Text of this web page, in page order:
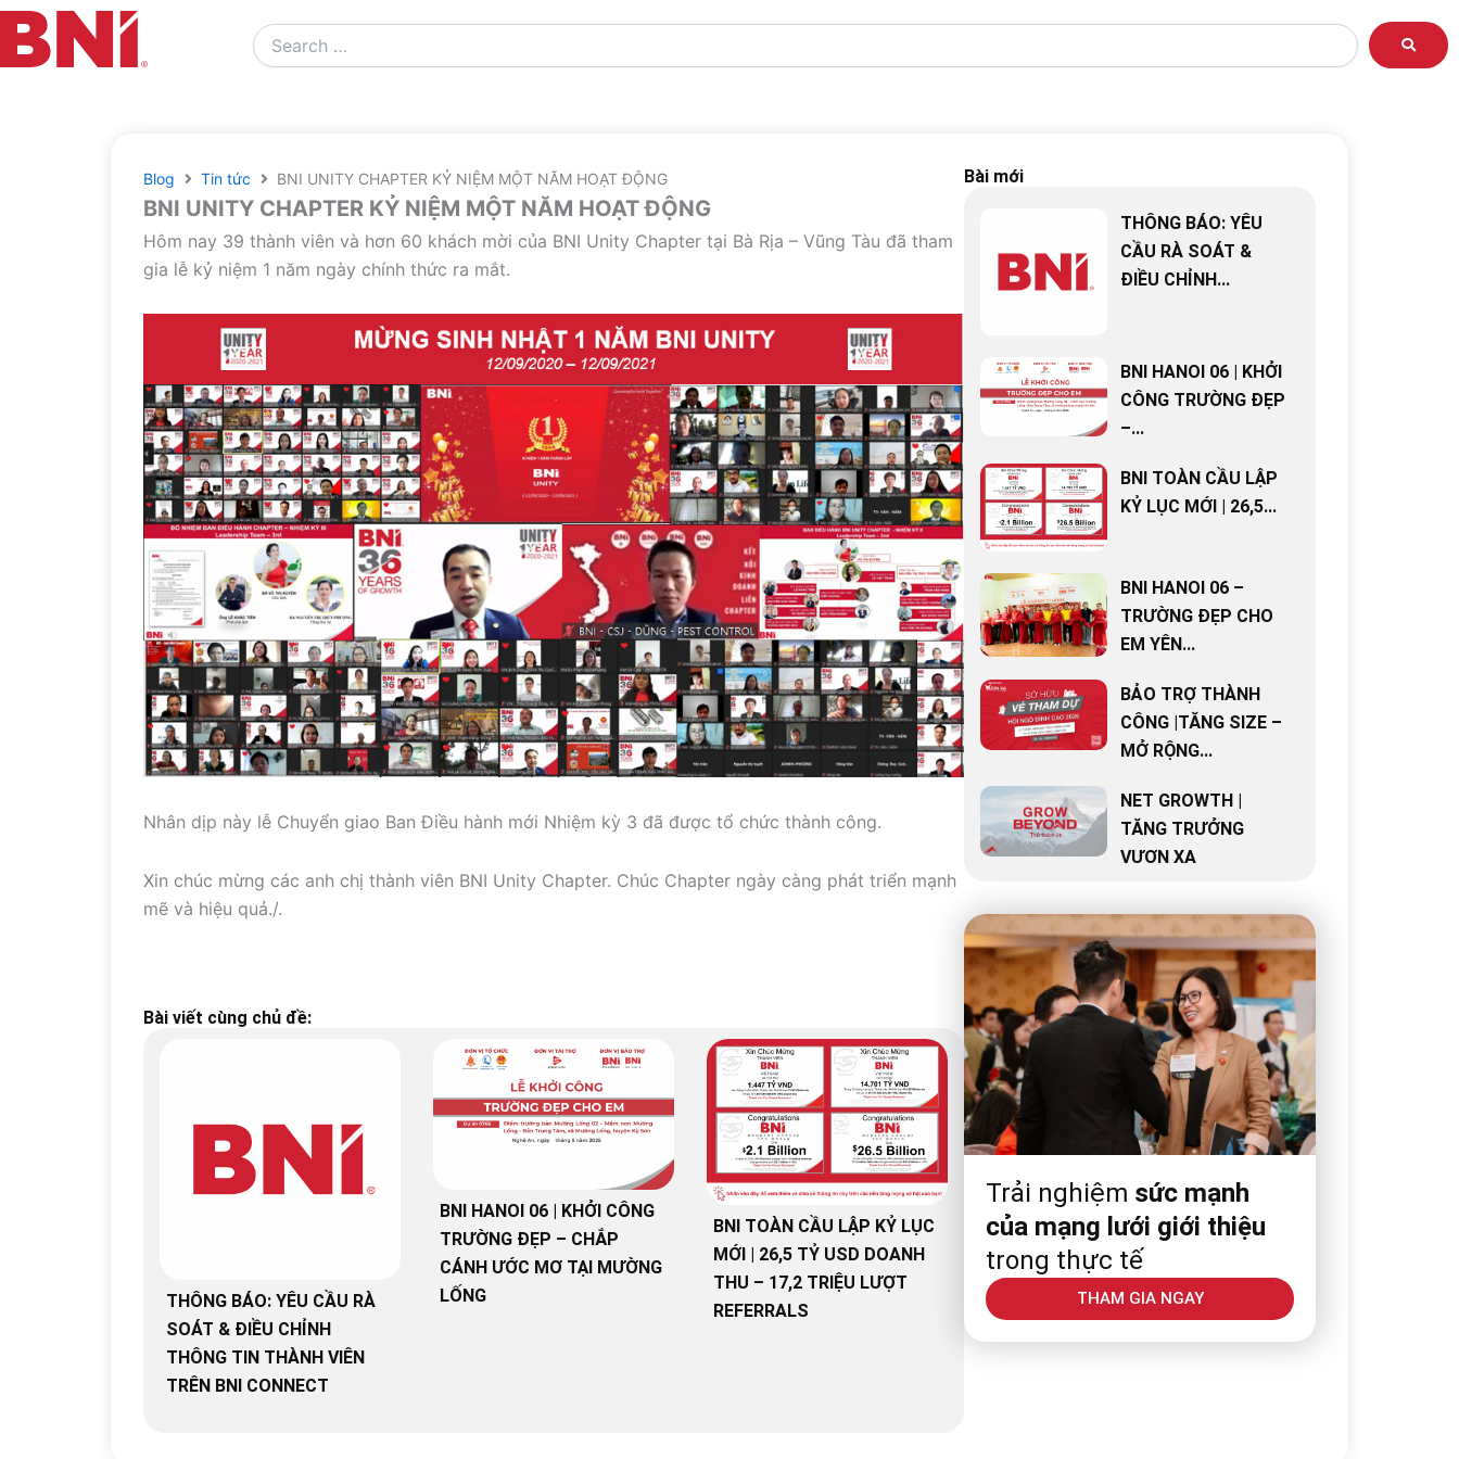
Search
…
Blog Tin tức BNI UNITY CHAPTER KỶ NIỆM MỘT NĂM HOẠT ĐỘNG
BNI UNITY CHAPTER KỶ NIỆM MỘT NĂM HOẠT ĐỘNG
Hôm nay 39 thành viên và hơn 60 khách mời của BNI Unity Chapter tại Bà Rịa – Vũng Tàu đã tham
gia lễ kỷ niệm 1 năm ngày chính thức ra mắt.
Nhân dịp này lễ Chuyển giao Ban Điều hành mới Nhiệm kỳ 3 đã được tổ chức thành công.
Xin chúc mừng các anh chị thành viên BNI Unity Chapter. Chúc Chapter ngày càng phát triển mạnh
mẽ và hiệu quả./.
Bài viết cùng chủ đề:
THÔNG BÁO: YÊU CẦU RÀ
SOÁT & ĐIỀU CHỈNH
THÔNG TIN THÀNH VIÊN
TRÊN BNI CONNECT
BNI HANOI 06 | KHỞI CÔNG
TRƯỜNG ĐẸP – CHẮP
CÁNH ƯỚC MƠ TẠI MƯỜNG
LỐNG
BNI TOÀN CẦU LẬP KỶ LỤC
MỚI | 26,5 TỶ USD DOANH
THU – 17,2 TRIỆU LƯỢT
REFERRALS
Bài mới
THÔNG BÁO: YÊU
CẦU RÀ SOÁT &
ĐIỀU CHỈNH...
BNI HANOI 06 | KHỞI
CÔNG TRƯỜNG ĐẸP
–...
BNI TOÀN CẦU LẬP
KỶ LỤC MỚI | 26,5...
BNI HANOI 06 –
TRƯỜNG ĐẸP CHO
EM YÊN...
BẢO TRỢ THÀNH
CÔNG |TĂNG SIZE –
MỞ RỘNG...
NET GROWTH |
TĂNG TRƯỞNG
VƯƠN XA
Trải nghiệm sức mạnh
của mạng lưới giới thiệu
trong thực tế
THAM GIA NGAY